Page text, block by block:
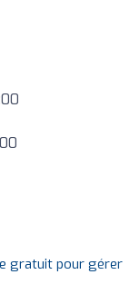
gratuit pour gérer